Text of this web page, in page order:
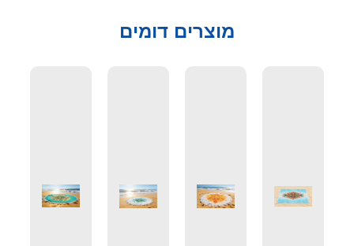
מוצרים דומים